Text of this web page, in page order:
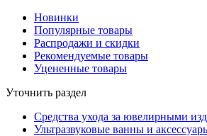
Новинки
Популярные товары
Распродажи и скидки
Рекомендуемые товары
Уцененные товары
Уточнить раздел
Средства ухода за ювелирными
Ультразвуковые ванны и